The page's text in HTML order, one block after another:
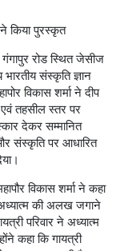
ने किया पुरस्कृत
रोड स्थित जेसीज
संस्कृति ज्ञान
विकास शर्मा ने दीप
तहसील स्तर पर
देकर सम्मानित
संस्कृति पर आधारित
विकास शर्मा ने कहा
अध्यात्म की अलख जगाने
परिवार ने अध्यात्म
कहा कि गायत्री